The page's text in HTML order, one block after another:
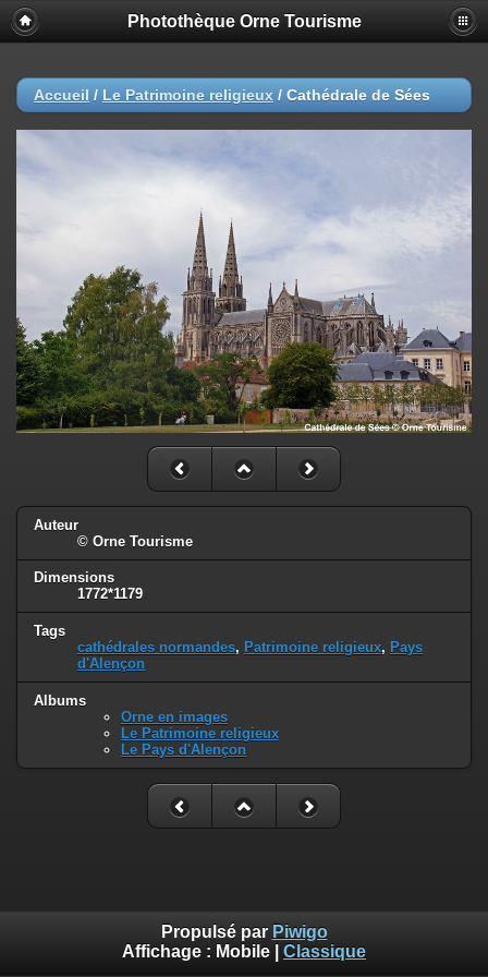
Photothèque Orne Tourisme
Accueil / Le Patrimoine religieux / Cathédrale de Sées
Auteur
© Orne Tourisme
Dimensions
1772*1179
Tags
cathédrales normandes, Patrimoine religieux, Pays
d'Alençon
Albums
Orne en images
Le Patrimoine religieux
Le Pays d'Alençon
Propulsé par Piwigo
Affichage : Mobile Classique